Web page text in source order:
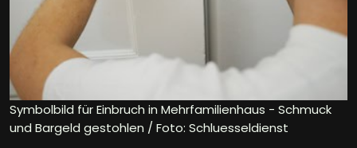
Symbolbild für Einbruch in Mehrfamilienhaus - Schmuck
und Bargeld gestohlen / Foto: Schluesseldienst